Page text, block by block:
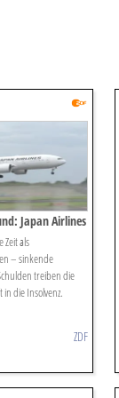
Japan Airlines
Zeit als
– sinkende
treiben die
in die Insolvenz.
ZDF